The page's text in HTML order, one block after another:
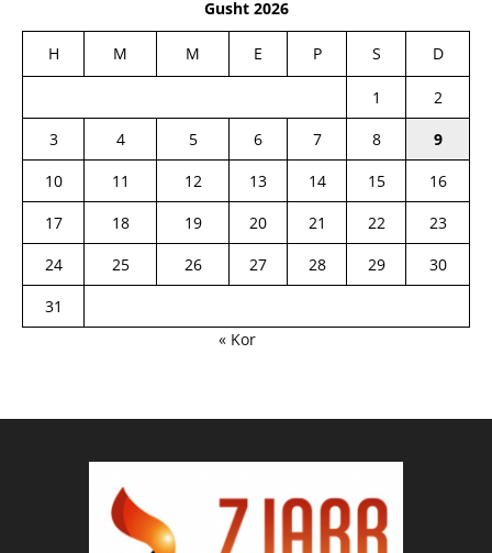
Gusht 2026
H M M E P S D
1
2
3
4 5 6 7 8
9
10
11 12 13 14 15
16
17
18 19 20 21 22
23
24
25 26 27 28 29
30
31
« Kor